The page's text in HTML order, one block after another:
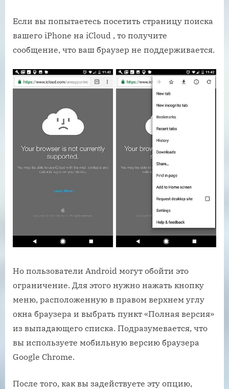
Если вы попытаетесь посетить страницу поиска
вашего iPhone на iCloud , то получите
сообщение, что ваш браузер не поддерживается.
Но пользователи Android могут обойти это
ограничение. Для этого нужно нажать кнопку
меню, расположенную в правом верхнем углу
окна браузера и выбрать пункт «Полная версия»
из выпадающего списка. Подразумевается, что
вы используете мобильную версию браузера
Google Chrome.
После того, как вы задействуете эту опцию,